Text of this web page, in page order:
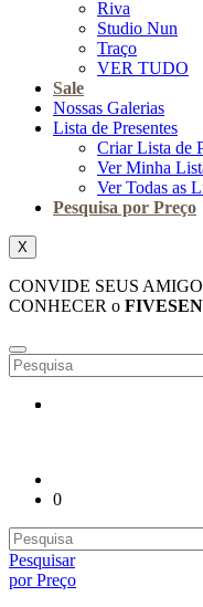
Riva
Studio Nun
Traço
VER TUDO
Sale
Nossas Galerias
Lista de Presentes
Criar Lista de
Ver Minha
Ver Todas as
Pesquisa por Preço
X
CONVIDE SEUS
CONHECER o
0
Pesquisar
por Preço